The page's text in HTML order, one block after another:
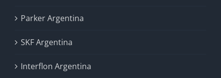
Parker Argentina
SKF Argentina
Interflon Argentina